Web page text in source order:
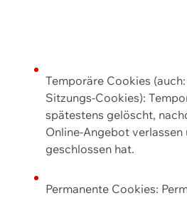
Temporäre Cookies
Sitzungs-Cookies):
spätestens gelöscht,
Online-Angebot verlassen
geschlossen hat.
Permanente Cookies: